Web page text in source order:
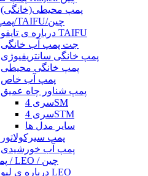
پمپ محیطی(خانگی)
پمپ تایفو/TAIFU/چین
درباره ی تایفو TAIFU
جت پمپ آب خانگی
پمپ خانگی سانتریفیوژی
پمپ خانگی محیطی
پمپ آب خاص
پمپ شناور چاه عمیق
سری 4SM
سری 4STM
سایر مدل ها
پمپ سیرکولاتور
پمپ آب خورشیدی
پمپ لیو / LEO / چین
درباره ی لیو LEO